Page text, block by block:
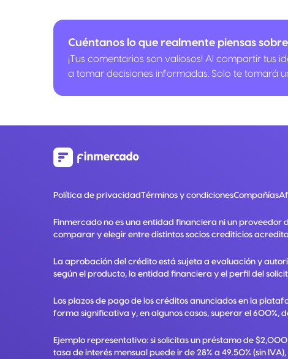
Cuéntanos lo que realmente piensas
¡Tus comentarios son valiosos! Al compartir tus
a tomar decisiones informadas. Solo te tomará
Política de privacidadTérminos y condicionesCompañías
Finmercado no es una entidad financiera ni un
comparar y elegir entre distintos socios crediticios
La aprobación del crédito está sujeta a evaluación y
según el producto, la entidad financiera y el perfil del
Los plazos de pago de los créditos anunciados en la
forma significativa y, en algunos casos, superar el 600%,
Ejemplo representativo: si solicitas un préstamo de
tasa de interés mensual puede ir de 28% a 49.50% (sin